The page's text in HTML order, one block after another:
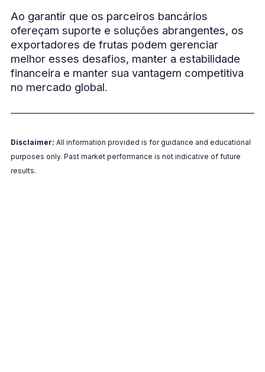
Ao garantir que os parceiros bancários
ofereçam suporte e soluções abrangentes, os
exportadores de frutas podem gerenciar
melhor esses desafios, manter a estabilidade
financeira e manter sua vantagem competitiva
no mercado global.
Disclaimer: All information provided is for guidance and educational
purposes only. Past market performance is not indicative of future
results.